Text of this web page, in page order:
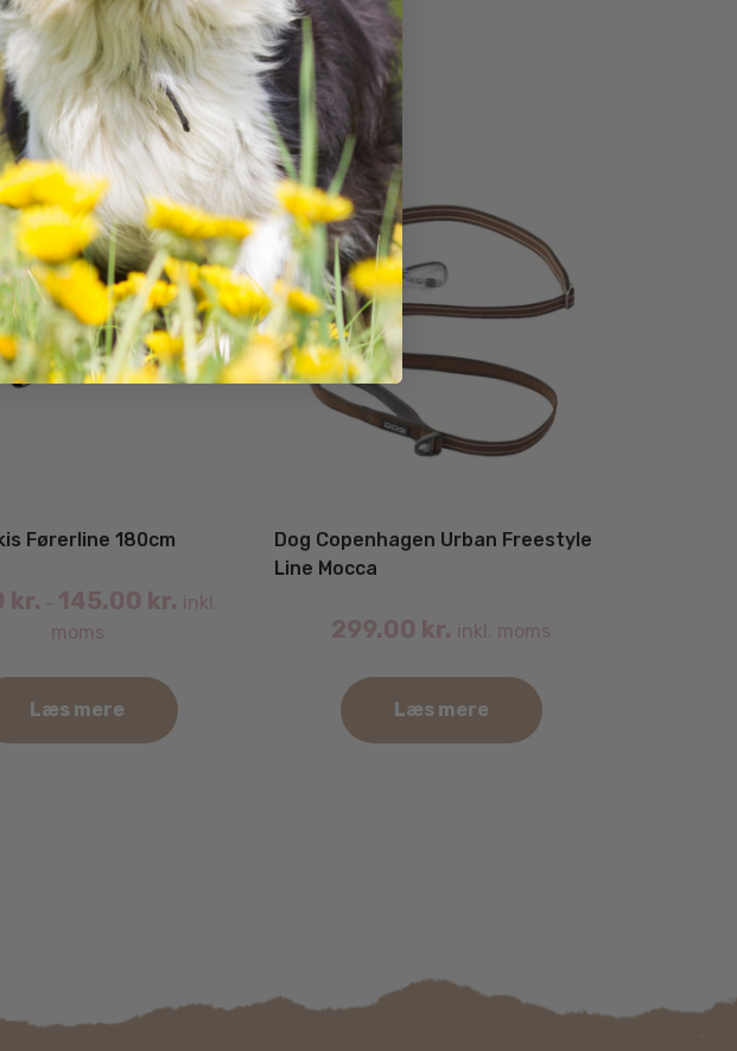
Førerline 180cm
kr. – 145.00 kr. inkl.
moms
Læs mere
Dog Copenhagen Urban Freestyle
Line Mocca
299.00 kr. inkl. moms
Læs mere
vælges